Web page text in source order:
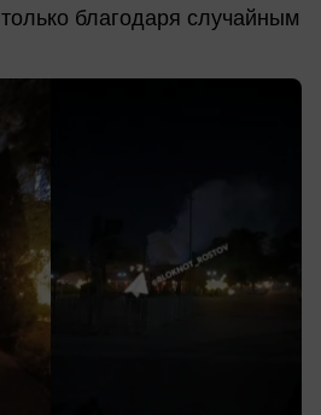
благодаря случайным